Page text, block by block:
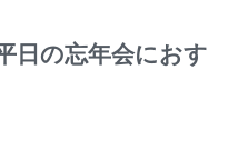
の忘年会におす